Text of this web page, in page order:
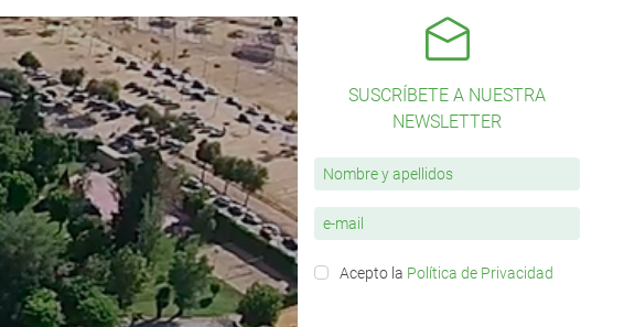
SUSCRÍBETE A NUESTRA
NEWSLETTER
Acepto la Política de Privacidad